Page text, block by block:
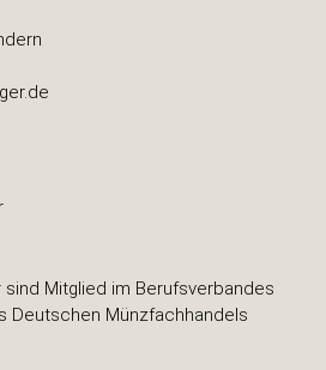
sind Mitglied im Berufsverbandes
Deutschen Münzfachhandels